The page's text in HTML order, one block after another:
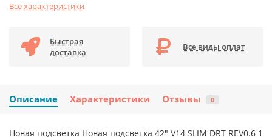
Все характеристики
Быстрая
доставка
Все виды оплат
Описание Характеристики Отзывы 0
Новая подсветка Новая подсветка 42" V14 SLIM DRT REV0.6 1